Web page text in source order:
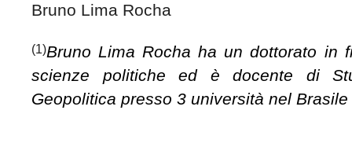
Bruno Lima Rocha
(1)Bruno Lima Rocha ha un dottorato in
scienze politiche ed è docente di
Geopolitica presso 3 università nel